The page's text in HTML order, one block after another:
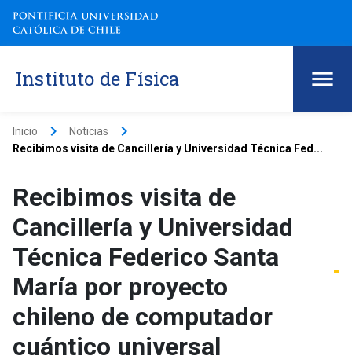
Instituto de Física
Inicio keyboard_arrow_right Noticias keyboard_arrow_right
Recibimos visita de Cancillería y Universidad Técnica Fed...
Recibimos visita de
Cancillería y Universidad
Técnica Federico Santa
María por proyecto
chileno de computador
cuántico universal